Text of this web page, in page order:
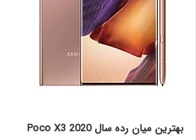
بهترین میان رده سال 2020 Poco X3